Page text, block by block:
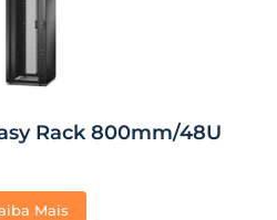
Rack 800mm/48U
Mais